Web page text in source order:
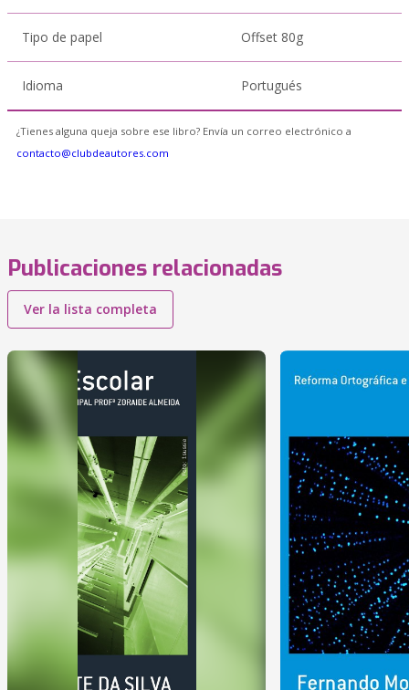
Tipo de papel Offset 80g
Idioma Portugués
¿Tienes alguna queja sobre ese libro? Envía un correo electrónico a
contacto@clubdeautores.com
Publicaciones relacionadas
Ver la lista completa